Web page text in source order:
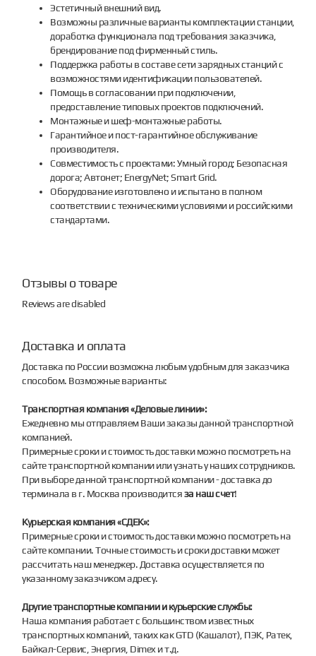
Эстетичный внешний вид.
Возможны различные варианты комплектации станции,
доработка функционала под требования заказчика,
брендирование под фирменный стиль.
Поддержка работы в составе сети зарядных станций с
возможностями идентификации пользователей.
Помощь в согласовании при подключении,
предоставление типовых проектов подключений.
Монтажные и шеф-монтажные работы.
Гарантийное и пост-гарантийное обслуживание
производителя.
Совместимость с проектами: Умный город; Безопасная
дорога; Автонет; EnergyNet; Smart Grid.
Оборудование изготовлено и испытано в полном
соответствии с техническими условиями и российскими
стандартами.
Отзывы о товаре
Reviews are disabled
Доставка и оплата
Доставка по России возможна любым удобным для заказчика
способом. Возможные варианты:
Транспортная компания «Деловые линии»:
Ежедневно мы отправляем Ваши заказы данной транспортной
компанией.
Примерные сроки и стоимость доставки можно посмотреть на
сайте транспортной компании или узнать у наших сотрудников.
При выборе данной транспортной компании - доставка до
терминала в г. Москва производитсяза наш счет!
Курьерская компания «СДЕК»:
Примерные сроки и стоимость доставки можно посмотреть на
сайте компании. Точные стоимость и сроки доставки может
рассчитать наш менеджер. Доставка осуществляется по
указанному заказчиком адресу.
Другие транспортные компании и курьерские службы:
Наша компания работает с большинством известных
транспортных компаний, таких как GTD (Кашалот), ПЭК, Ратек,
Байкал-Сервис, Энергия, Dimex и т.д.